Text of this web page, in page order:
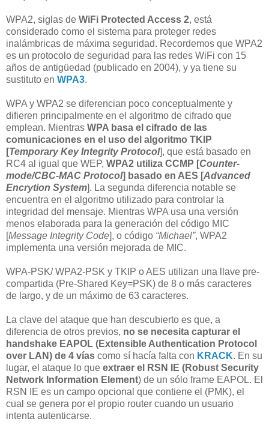
WPA2, siglas de WiFi Protected Access 2, está
considerado como el sistema para proteger redes
inalámbricas de máxima seguridad. Recordemos que WPA2
es un protocolo de seguridad para las redes WiFi con 15
años de antigüedad (publicado en 2004), y ya tiene su
sustituto en WPA3.
WPA y WPA2 se diferencian poco conceptualmente y
difieren principalmente en el algoritmo de cifrado que
emplean. Mientras WPA basa el cifrado de las
comunicaciones en el uso del algoritmo TKIP
[Temporary Key Integrity Protocol], que está basado en
RC4 al igual que WEP, WPA2 utiliza CCMP [Counter-
mode/CBC-MAC Protocol] basado en AES [Advanced
Encrytion System]. La segunda diferencia notable se
encuentra en el algoritmo utilizado para controlar la
integridad del mensaje. Mientras WPA usa una versión
menos elaborada para la generación del código MIC
[Message Integrity Code], o código “Michael”, WPA2
implementa una versión mejorada de MIC.
WPA-PSK/ WPA2-PSK y TKIP o AES utilizan una llave pre-
compartida (Pre-Shared Key=PSK) de 8 o más caracteres
de largo, y de un máximo de 63 caracteres.
La clave del ataque que han descubierto es que, a
diferencia de otros previos, no se necesita capturar el
handshake EAPOL (Extensible Authentication Protocol
over LAN) de 4 vías como sí hacía falta con KRACK. En su
lugar, el ataque lo que extraer el RSN IE (Robust Security
Network Information Element) de un sólo frame EAPOL. El
RSN IE es un campo opcional que contiene el (PMK), el
cual se genera por el propio router cuando un usuario
intenta autenticarse.